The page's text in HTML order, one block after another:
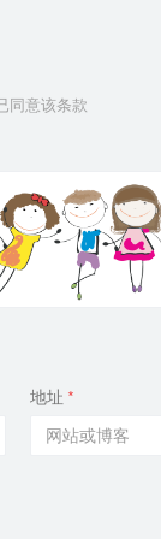
同意该条款
地址 *